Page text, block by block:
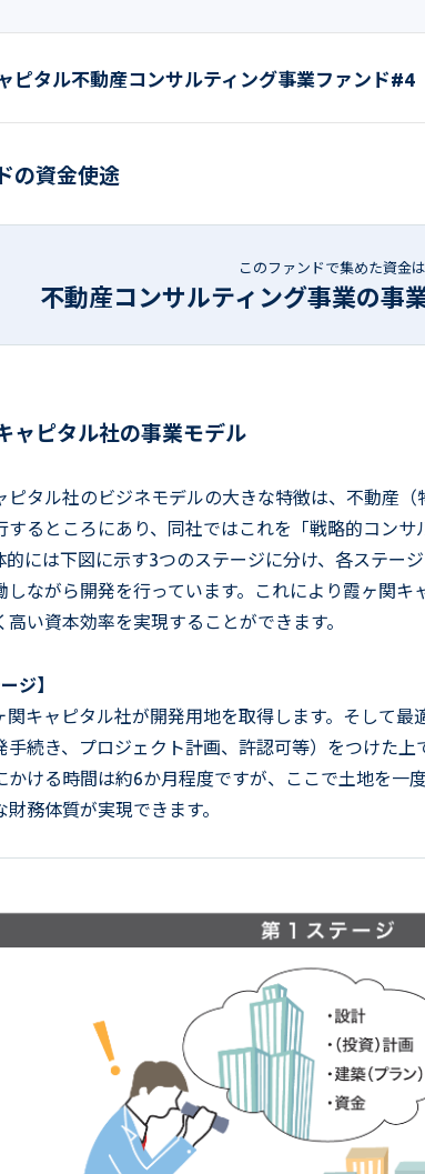
ピタル不動産コンサルティング事業ファンド#4
の資金使途
このファンドで集めた資金は
不動産コンサルティング事業の事
ャピタル社の事業モデル
ピタル社のビジネモデルの大きな特徴は、不動産
するところにあり、同社ではこれを「戦略的コン
的には下図に示す3つのステージに分け、各ステー
しながら開発を行っています。これにより霞ヶ関
高い資本効率を実現することができます。
ジ】
関キャピタル社が開発用地を取得します。そして
手続き、プロジェクト計画、許認可等）をつけた
かける時間は約6か月程度ですが、ここで土地を一
財務体質が実現できます。